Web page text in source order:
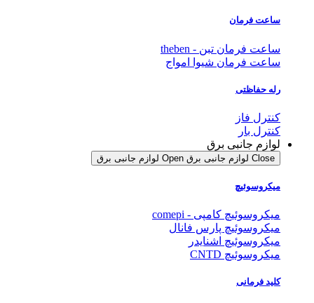
ساعت فرمان
ساعت فرمان تبن - theben
ساعت فرمان شیوا امواج
رله حفاظتی
کنترل فاز
کنترل بار
لوازم جانبی برق
Close لوازم جانبی برق Open لوازم جانبی برق
میکروسوئیچ
میکروسوئیچ کامپی - comepi
میکروسوئیچ پارس فانال
میکروسوئیچ اشنایدر
میکروسوئیچ CNTD
کلید فرمانی